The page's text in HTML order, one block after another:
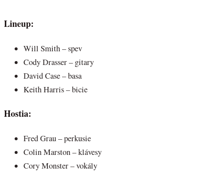
Lineup:
Will Smith – spev
Cody Drasser – gitary
David Case – basa
Keith Harris – bicie
Hostia:
Fred Grau – perkusie
Colin Marston – klávesy
Cory Monster – vokály